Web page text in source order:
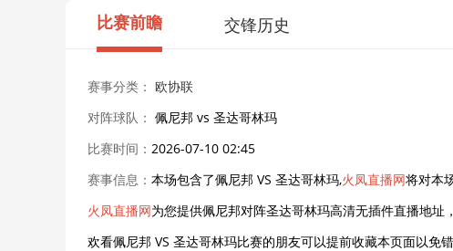
比赛前瞻 交锋历史
赛事分类： 欧协联
对阵球队： 佩尼邦 vs 圣达哥林玛
比赛时间： 2026-07-10 02:45
赛事信息： 本场包含了佩尼邦 VS 圣达哥林玛,火凤直播网将对本
火凤直播网为您提供佩尼邦对阵圣达哥林玛高清无插件直播地
欢看佩尼邦 VS 圣达哥林玛比赛的朋友可以提前收藏本页面以免